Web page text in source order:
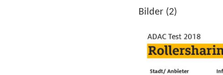
Bilder (2)